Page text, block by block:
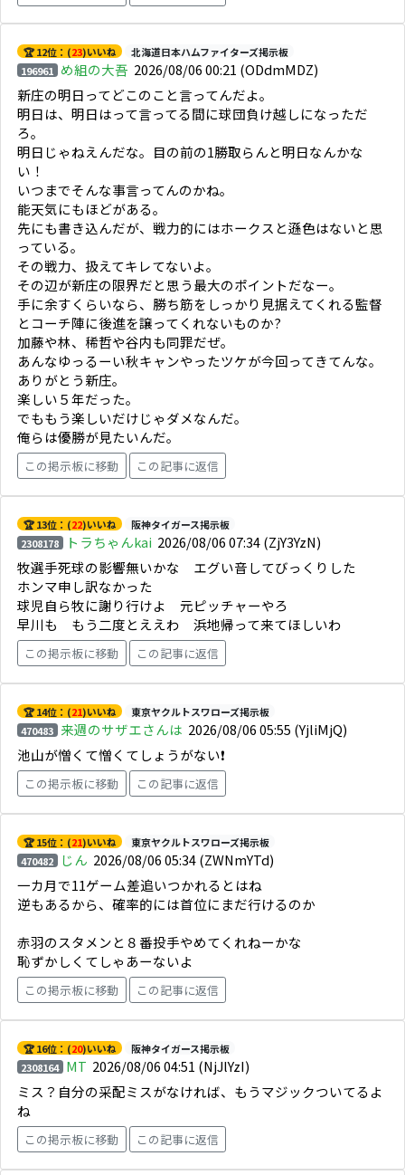
🏆 12位：(23)いいね
北海道日本ハムファイターズ掲示板
196961 め組の大吾 2026/08/06 00:21 (ODdmMDZ)
新庄の明日ってどこのこと言ってんだよ。
明日は、明日はって言ってる間に球団負け越しになっただ
ろ。
明日じゃねえんだな。目の前の1勝取らんと明日なんかな
い！
いつまでそんな事言ってんのかね。
能天気にもほどがある。
先にも書き込んだが、戦力的にはホークスと遜色はないと思
っている。
その戦力、扱えてキレてないよ。
その辺が新庄の限界だと思う最大のポイントだなー。
手に余すくらいなら、勝ち筋をしっかり見据えてくれる監督
とコーチ陣に後進を譲ってくれないものか?
加藤や林、稀哲や谷内も同罪だぜ。
あんなゆっるーい秋キャンやったツケが今回ってきてんな。
ありがとう新庄。
楽しい５年だった。
でももう楽しいだけじゃダメなんだ。
俺らは優勝が見たいんだ。
この掲示板に移動 この記事に返信
🏆 13位：(22)いいね
阪神タイガース掲示板
2308178
トラちゃんkai 2026/08/06 07:34(ZjY3YzN)
牧選手死球の影響無いかな エグい音してびっくりした
ホンマ申し訳なかった
球児自ら牧に謝り行けよ 元ピッチャーやろ
早川も もう二度とええわ 浜地帰って来てほしいわ
この掲示板に移動 この記事に返信
🏆 14位：(21)いいね
東京ヤクルトスワローズ掲示板
470483 来週のサザエさんは 2026/08/06 05:55 (YjliMjQ)
池山が憎くて憎くてしょうがない❗️
この掲示板に移動 この記事に返信
🏆 15位：(21)いいね
東京ヤクルトスワローズ掲示板
470482
じん 2026/08/06 05:34(ZWNmYTd)
一カ月で11ゲーム差追いつかれるとはね
逆もあるから、確率的には首位にまだ行けるのか
赤羽のスタメンと８番投手やめてくれねーかな
恥ずかしくてしゃあーないよ
この掲示板に移動 この記事に返信
🏆 16位：(20)いいね
阪神タイガース掲示板
2308164 MT 2026/08/06 04:51 (NjJlYzI)
ミス？自分の采配ミスがなければ、もうマジックついてるよ
ね
この掲示板に移動 この記事に返信